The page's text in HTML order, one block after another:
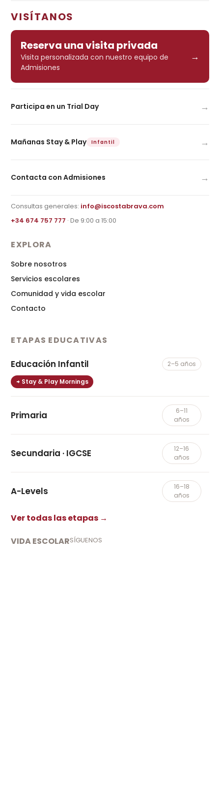
VISÍTANOS
Reserva una visita privada
Visita personalizada con nuestro equipo de
Admisiones
→
Participa en un Trial Day →
Mañanas Stay & Play Infantil →
Contacta con Admisiones →
Consultas generales: info@iscostabrava.com
+34 674 757 777 · De 9:00 a 15:00
EXPLORA
Sobre nosotros
Servicios escolares
Comunidad y vida escolar
Contacto
ETAPAS EDUCATIVAS
Educación Infantil 2–5 años
Stay & Play Mornings
Primaria
6–11
años
Secundaria · IGCSE
12–16
años
A-Levels
16–18
años
Ver todas las etapas →
VIDA ESCOLARSÍGUENOS